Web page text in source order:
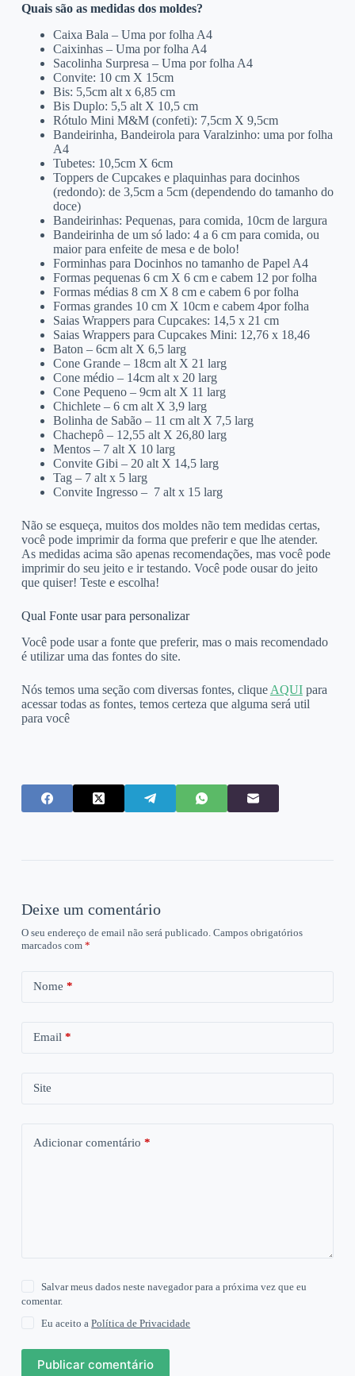
Quais são as medidas dos moldes?
Caixa Bala – Uma por folha A4
Caixinhas – Uma por folha A4
Sacolinha Surpresa – Uma por folha A4
Convite: 10 cm X 15cm
Bis: 5,5cm alt x 6,85 cm
Bis Duplo: 5,5 alt X 10,5 cm
Rótulo Mini M&M (confeti): 7,5cm X 9,5cm
Bandeirinha, Bandeirola para Varalzinho: uma por folha
A4
Tubetes: 10,5cm X 6cm
Toppers de Cupcakes e plaquinhas para docinhos
(redondo): de 3,5cm a 5cm (dependendo do tamanho do
doce)
Bandeirinhas: Pequenas, para comida, 10cm de largura
Bandeirinha de um só lado: 4 a 6 cm para comida, ou
maior para enfeite de mesa e de bolo!
Forminhas para Docinhos no tamanho de Papel A4
Formas pequenas 6 cm X 6 cm e cabem 12 por folha
Formas médias 8 cm X 8 cm e cabem 6 por folha
Formas grandes 10 cm X 10cm e cabem 4por folha
Saias Wrappers para Cupcakes: 14,5 x 21 cm
Saias Wrappers para Cupcakes Mini: 12,76 x 18,46
Baton – 6cm alt X 6,5 larg
Cone Grande – 18cm alt X 21 larg
Cone médio – 14cm alt x 20 larg
Cone Pequeno – 9cm alt X 11 larg
Chichlete – 6 cm alt X 3,9 larg
Bolinha de Sabão – 11 cm alt X 7,5 larg
Chachepô – 12,55 alt X 26,80 larg
Mentos – 7 alt X 10 larg
Convite Gibi – 20 alt X 14,5 larg
Tag – 7 alt x 5 larg
Convite Ingresso – 7 alt x 15 larg
Não se esqueça, muitos dos moldes não tem medidas certas,
você pode imprimir da forma que preferir e que lhe atender.
As medidas acima são apenas recomendações, mas você pode
imprimir do seu jeito e ir testando. Você pode ousar do jeito
que quiser! Teste e escolha!
Qual Fonte usar para personalizar
Você pode usar a fonte que preferir, mas o mais recomendado
é utilizar uma das fontes do site.
Nós temos uma seção com diversas fontes, clique AQUIpara
acessar todas as fontes, temos certeza que alguma será util
para você
Deixe um comentário
O seu endereço de email não será publicado. Campos obrigatórios
marcados com *
Nome *
Email *
Site
Adicionar comentário *
Salvar meus dados neste navegador para a próxima vez que eu
comentar.
Eu aceito aPolítica de Privacidade
Publicar comentário